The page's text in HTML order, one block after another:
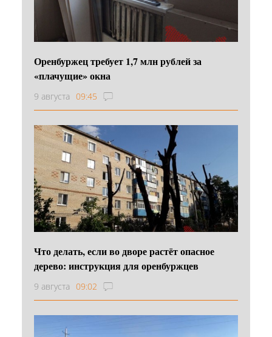
Оренбуржец требует 1,7 млн рублей за
«плачущие» окна
9 августа 09:45
Что делать, если во дворе растёт опасное
дерево: инструкция для оренбуржцев
9 августа 09:02